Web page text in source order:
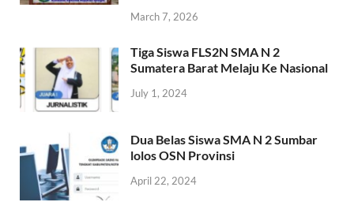
March 7, 2026
Tiga Siswa FLS2N SMA N 2
Sumatera Barat Melaju Ke Nasional
July 1, 2024
Dua Belas Siswa SMA N 2 Sumbar
lolos OSN Provinsi
April 22, 2024